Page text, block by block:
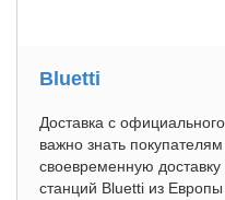
Bluetti
Доставка с
важно знать
своевременную
станций Bluetti из